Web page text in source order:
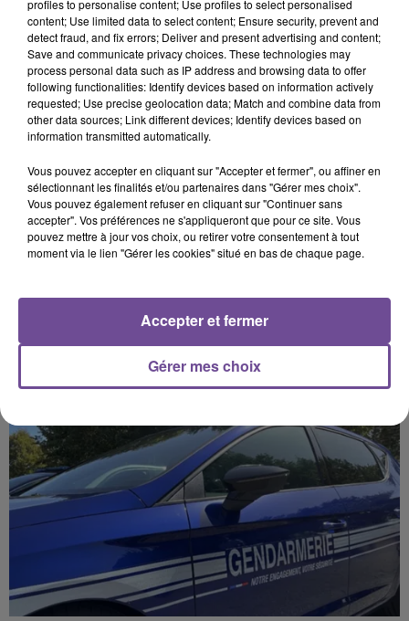
Cet élément est masqué compte-tenu du refus du
dépôt de cookies que vous avez exprimé. Si vous
souhaitez l'afficher, merci de nous donner votre accord
Afficher l'élément
PRÈS DE CHEZ VOUS
profiles to personalise content; Use profiles to select personalised
content; Use limited data to select content; Ensure security, prevent and
detect fraud, and fix errors; Deliver and present advertising and content;
Save and communicate privacy choices. These technologies may
process personal data such as IP address and browsing data to offer
following functionalities: Identify devices based on information actively
requested; Use precise geolocation data; Match and combine data from
other data sources; Link different devices; Identify devices based on
information transmitted automatically.
Vous pouvez accepter en cliquant sur "Accepter et fermer", ou affiner en
sélectionnant les finalités et/ou partenaires dans "Gérer mes choix".
Vous pouvez également refuser en cliquant sur "Continuer sans
accepter". Vos préférences ne s'appliqueront que pour ce site. Vous
pouvez mettre à jour vos choix, ou retirer votre consentement à tout
moment via le lien "Gérer les cookies" situé en bas de chaque page.
Gérer mes choix
Accepter et fermer